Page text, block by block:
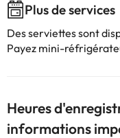
Plus de services
Des serviettes sont
Payez mini-
Heures
informations